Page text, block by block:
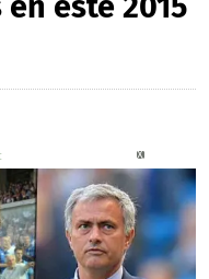
X